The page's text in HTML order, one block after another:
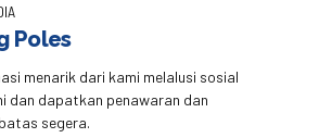
Poles
menarik dari kami melalusi sosial
dan dapatkan penawaran dan
segera.